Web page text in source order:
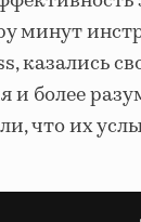
минут
казались
более
что их